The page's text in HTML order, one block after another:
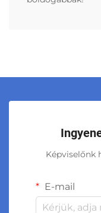
Képviselőnk
E-mail